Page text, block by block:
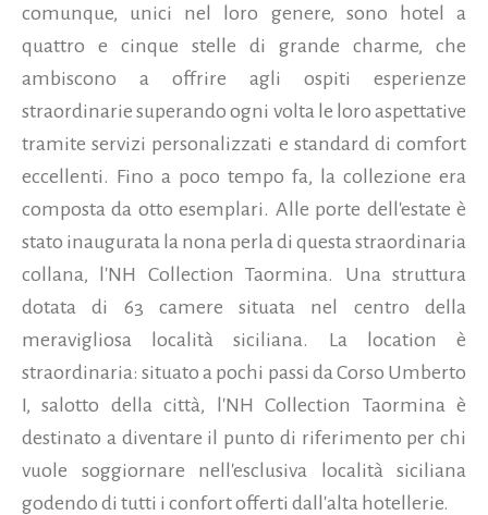
comunque, unici nel loro genere, sono hotel a
quattro e cinque stelle di grande charme, che
ambiscono a offrire agli ospiti esperienze
straordinarie superando ogni volta le loro aspettative
tramite servizi personalizzati e standard di comfort
eccellenti. Fino a poco tempo fa, la collezione era
composta da otto esemplari. Alle porte dell'estate è
stato inaugurata la nona perla di questa straordinaria
collana, l'NH Collection Taormina. Una struttura
dotata di 63 camere situata nel centro della
meravigliosa località siciliana. La location è
straordinaria: situato a pochi passi da Corso Umberto
I, salotto della città, l'NH Collection Taormina è
destinato a diventare il punto di riferimento per chi
vuole soggiornare nell'esclusiva località siciliana
godendo di tutti i confort offerti dall'alta hotellerie.